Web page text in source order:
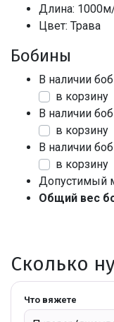
Длина:
Цвет: Трава
Бобины
В наличии
в корзину
В наличии
в корзину
В наличии
в корзину
Допустимый
Общий вес
Сколько
Что вяжете